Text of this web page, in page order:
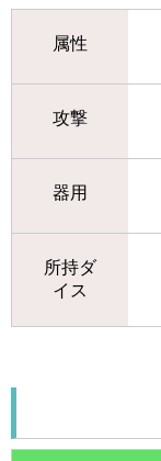
属性
攻撃
器用
所持ダ
イス